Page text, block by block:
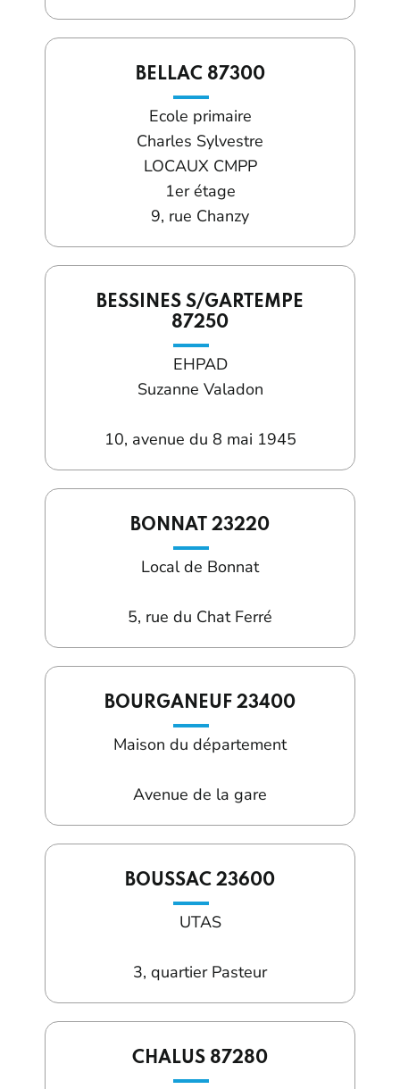
BELLAC 87300
Ecole primaire
Charles Sylvestre
LOCAUX CMPP
1er étage
9, rue Chanzy
BESSINES S/GARTEMPE
87250
EHPAD
Suzanne Valadon
10, avenue du 8 mai 1945
BONNAT 23220
Local de Bonnat
5, rue du Chat Ferré
BOURGANEUF 23400
Maison du département
Avenue de la gare
BOUSSAC 23600
UTAS
3, quartier Pasteur
CHALUS 87280